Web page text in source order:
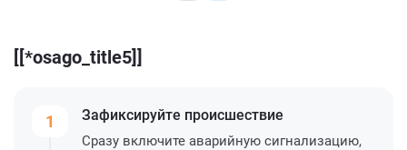
[[*osago_title5]]
1 Зафиксируйте происшествие
Сразу включите аварийную сигнализацию,